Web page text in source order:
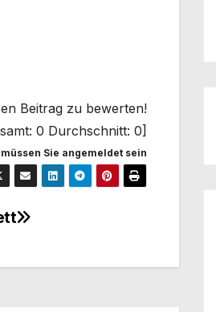
Beitrag zu bewerten!
0 Durchschnitt: 0]
Sie angemeldet sein